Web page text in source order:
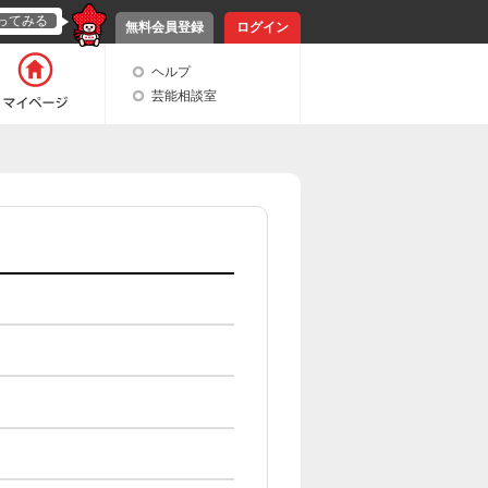
無料会員登録 ログイン
てみる
ヘルプ
芸能相談室